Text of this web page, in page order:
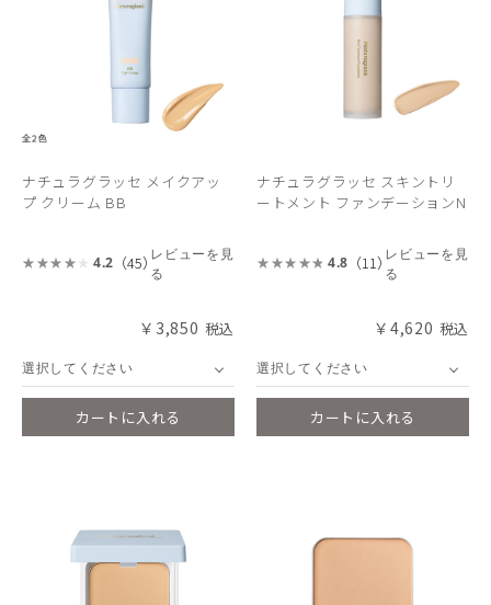
ナチュラグラッセ メイクアッ
プ クリーム BB
4.2 （45） レビューを見
る
￥3,850
選択してください
カートに入れる
ナチュラグラッセ スキントリ
ートメント ファンデーションN
4.8 （11） レビューを見
る
￥4,620
選択してください
カートに入れる